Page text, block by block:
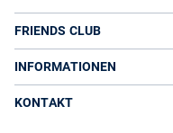
FRIENDS CLUB
INFORMATIONEN
KONTAKT